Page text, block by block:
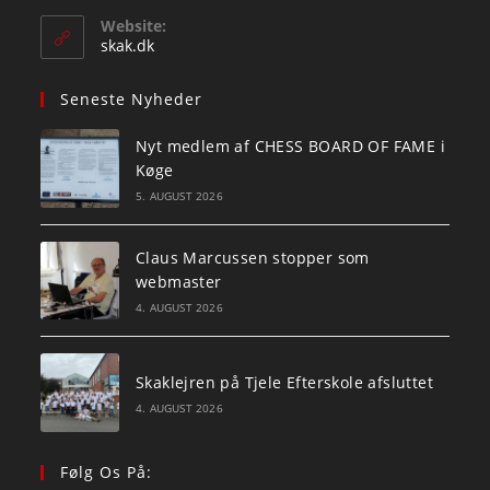
Website:
skak.dk
Seneste Nyheder
Nyt medlem af CHESS BOARD OF FAME i
Køge
5. AUGUST 2026
Claus Marcussen stopper som
webmaster
4. AUGUST 2026
Skaklejren på Tjele Efterskole afsluttet
4. AUGUST 2026
Følg Os På: